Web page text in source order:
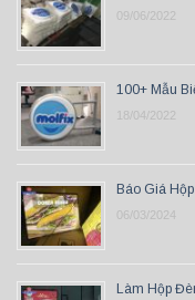
09/06/2022
100+ Mẫu
18/04/2022
Báo Giá
06/03/2024
Làm Hộp